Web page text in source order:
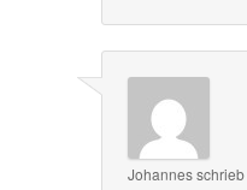
Johannesschrieb